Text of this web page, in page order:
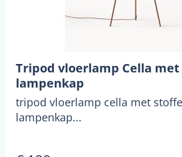
Tripod vloerlamp Cella
lampenkap
tripod vloerlamp cella met
lampenkap...